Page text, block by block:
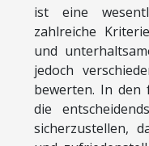
ist eine
zahlreiche
und
jedoch
bewerten. In den
die
sicherzustellen,